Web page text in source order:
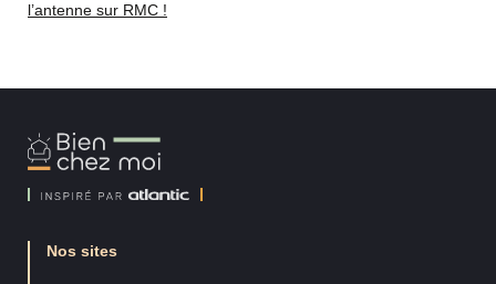
l’antenne sur RMC !
Bien
Chez
Nos sites